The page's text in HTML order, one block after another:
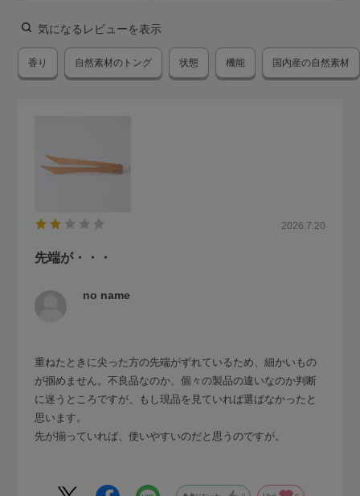
気になるレビューを表示
香り 自然素材のトング 状態 機能 国内産の自然素材
2026.7.20
先端が・・・
no name
重ねたときに尖った方の先端がずれているため、細かいもの
が掴めません。不良品なのか、個々の製品の違いなのか判断
に迷うところですが、もし現品を見ていれば選ばなかったと
思います。
先が揃っていれば、使いやすいのだと思うのですが。